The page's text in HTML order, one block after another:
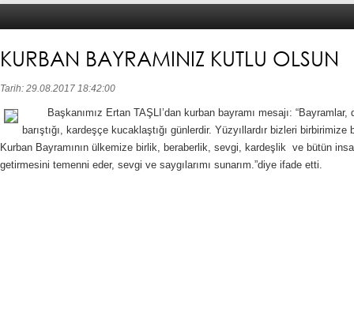
KURBAN BAYRAMINIZ KUTLU OLSUN
Tarih: 29.08.2017 18:42:00
Başkanımız Ertan TAŞLI’dan kurban bayramı mesajı: “Bayramlar,
barıştığı, kardeşçe kucaklaştığı günlerdir. Yüzyıllardır bizleri
Kurban Bayramının ülkemize birlik, beraberlik, sevgi, kardeşlik ve bütün
getirmesini temenni eder, sevgi ve saygılarımı sunarım.”diye ifade etti.